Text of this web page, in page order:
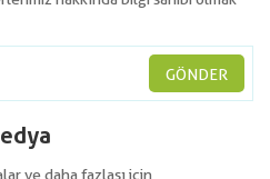
GÖNDER
ve daha fazlası için